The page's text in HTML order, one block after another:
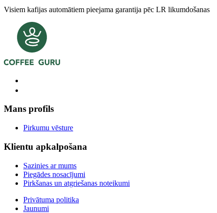
Visiem kafijas automātiem pieejama garantija pēc LR likumdošanas
Mans profils
Pirkumu vēsture
Klientu apkalpošana
Sazinies ar mums
Piegādes nosacījumi
Pirkšanas un atgriešanas noteikumi
Privātuma politika
Jaunumi